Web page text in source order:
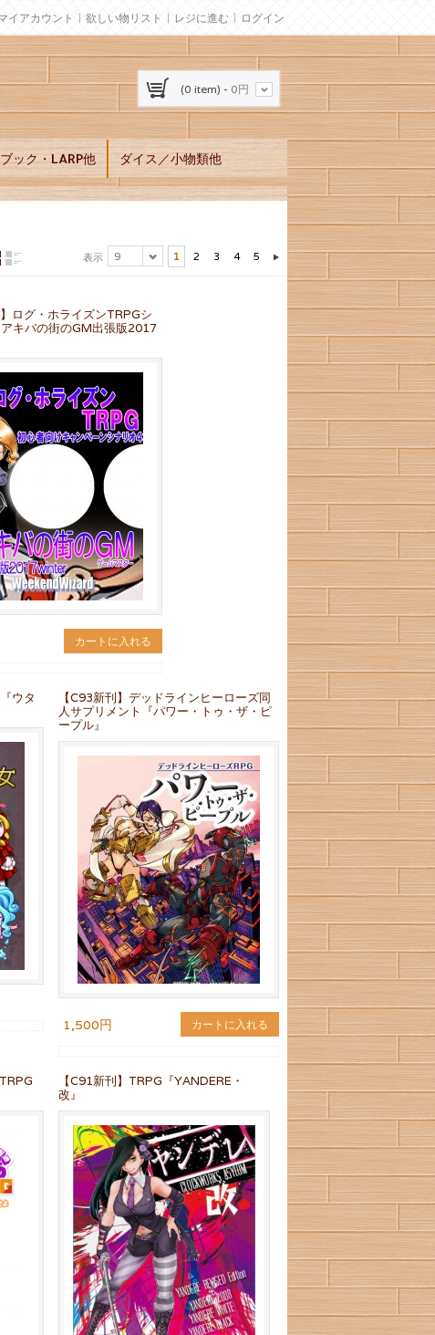
イアカウント 欲しい物リスト レジに進む ログイン
(0 item) - 0円
ック・LARP他 ダイス／小物類他
表示 9 1 2 3 4 5
】ログ・ホライズンTRPGシ
キバの街のGM出張版2017
カートに入れる
ウタ
【C93新刊】デッドラインヒーローズ同
人サプリメント『パワー・トゥ・ザ・ピ
ープル』
1,500円 カートに入れる
【C91新刊】TRPG『YANDERE・
改』